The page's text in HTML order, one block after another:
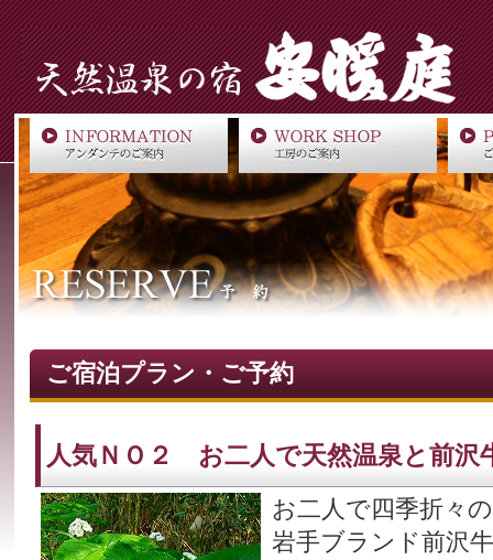
ご宿泊プラン・ご予約
人気ＮＯ２ お二人で天然温泉と前沢
お二人で四季折々
岩手ブランド前沢